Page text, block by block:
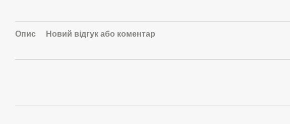
Опис Новий відгук або коментар